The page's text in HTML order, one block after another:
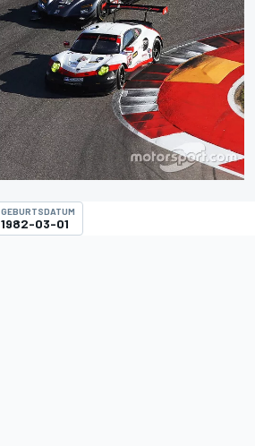
GEBURTSDATUM
1982-03-01